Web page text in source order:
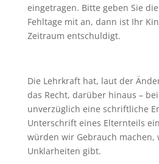
eingetragen. Bitte geben Sie
Fehltage mit an, dann ist Ihr
Zeitraum entschuldigt.
Die Lehrkraft hat, laut der
das Recht, darüber hinaus –
unverzüglich eine schriftliche
Unterschrift eines Elternteils
würden wir Gebrauch machen,
Unklarheiten gibt.